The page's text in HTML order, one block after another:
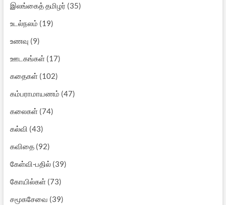
இலங்கைத் தமிழர் (35)
உடல்நலம் (19)
உணவு (9)
ஊடகங்கள்(17)
கதைகள்(102)
கம்பராமாயணம் (47)
கலைகள்(74)
கல்வி (43)
கவிதை(92)
கேள்வி-பதில்(39)
கோயில்கள்(73)
சமூகசேவை (39)